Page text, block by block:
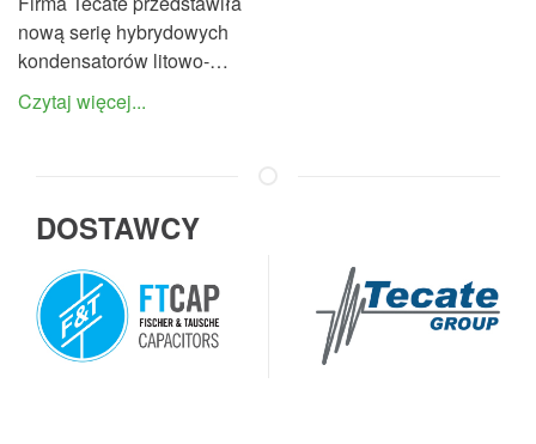
nową serię hybrydowych
kondensatorów litowo-…
Czytaj więcej...
DOSTAWCY